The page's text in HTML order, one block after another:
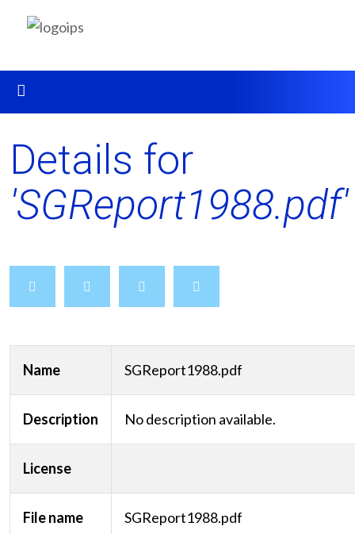
Details for
'SGReport1988.pdf'
Name SGReport1988.pdf
Description No description available.
License
File name SGReport1988.pdf